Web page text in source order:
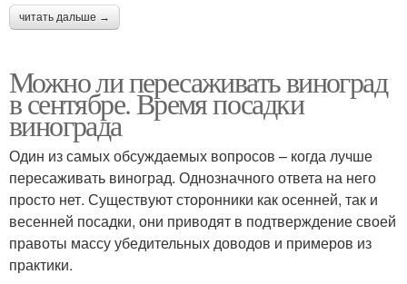
читать дальше →
Можно ли пересаживать виноград
в сентябре. Время посадки
винограда
Один из самых обсуждаемых вопросов – когда лучше
пересаживать виноград. Однозначного ответа на него
просто нет. Существуют сторонники как осенней, так и
весенней посадки, они приводят в подтверждение своей
правоты массу убедительных доводов и примеров из
практики.